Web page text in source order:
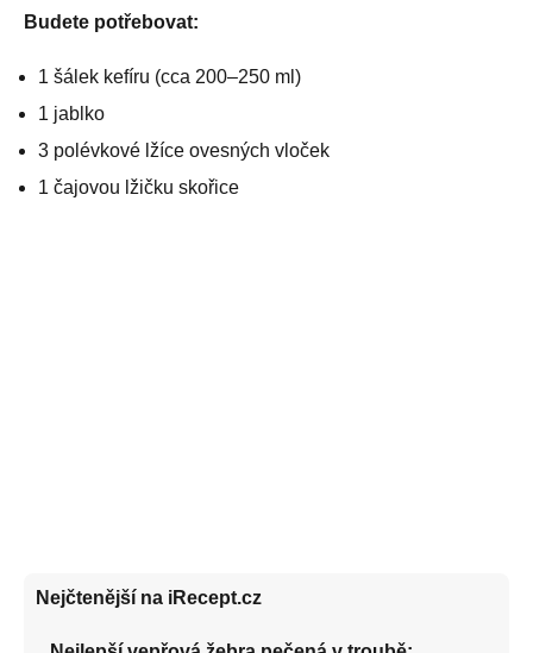
Budete potřebovat:
1 šálek kefíru (cca 200–250 ml)
1 jablko
3 polévkové lžíce ovesných vloček
1 čajovou lžičku skořice
Nejčtenější na iRecept.cz